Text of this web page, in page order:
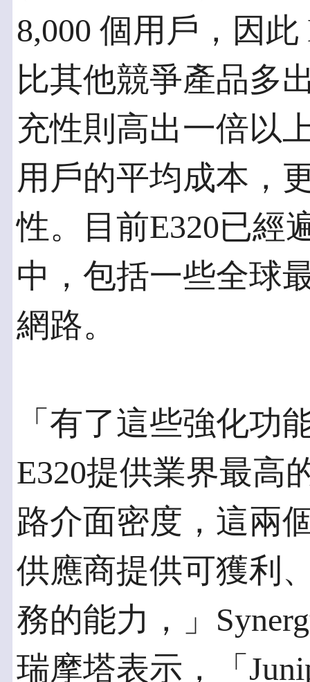
8,000 個用戶，因
比其他競爭產品多
充性則高出一倍以
用戶的平均成本，
性。目前E320已經
中，包括一些全球
網路。
「有了這些強化功
E320提供業界最高
路介面密度，這兩
供應商提供可獲利
務的能力，」
瑞摩塔表示，「